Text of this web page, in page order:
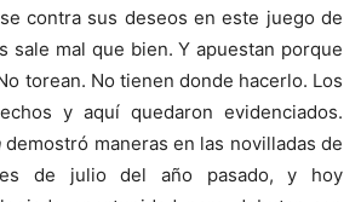
contra sus deseos en este juego de
sale mal que bien. Y apuestan porque
torean. No tienen donde hacerlo. Los
y aquí quedaron evidenciados.
demostró maneras en las novilladas de
de julio del año pasado, y hoy